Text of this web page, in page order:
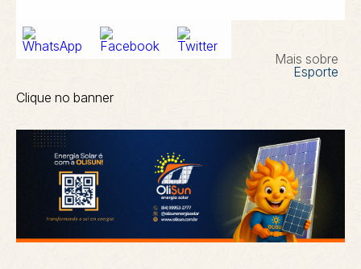
Mais sobre
Esporte
Clique no banner